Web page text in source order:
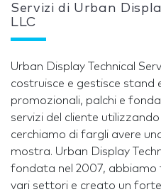
Servizi di Urban
LLC
Urban Display Technical
costruisce e gestisce stand
promozionali, palchi e
servizi del cliente
cerchiamo di fargli avere
mostra. Urban Display
fondata nel 2007, abbiamo
vari settori e creato un